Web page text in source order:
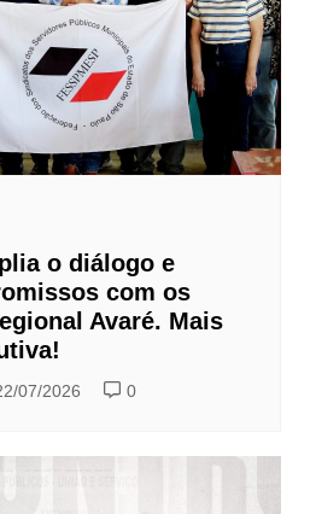
o diálogo e
com os
Avaré. Mais
07/2026 0